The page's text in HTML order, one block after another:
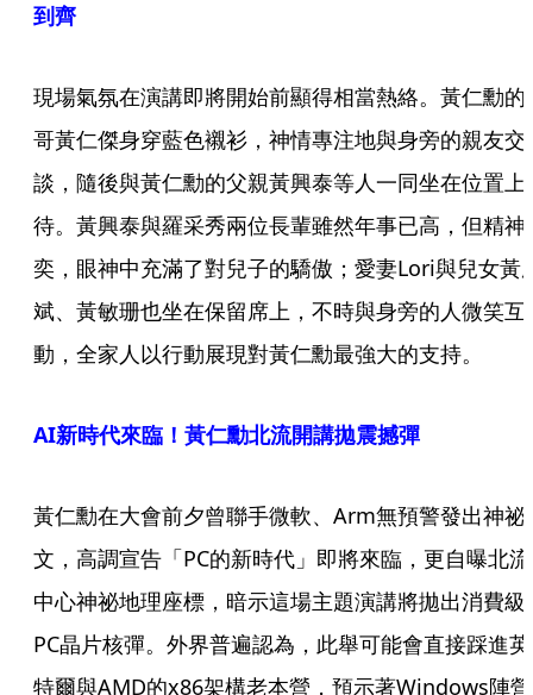
到齊
現場氣氛在演講即將開始前顯得相當熱絡。黃仁勳的
哥黃仁傑身穿藍色襯衫，神情專注地與身旁的親友交
談，隨後與黃仁勳的父親黃興泰等人一同坐在位置上
待。黃興泰與羅采秀兩位長輩雖然年事已高，但精神
奕，眼神中充滿了對兒子的驕傲；愛妻Lori與兒女黃
斌、黃敏珊也坐在保留席上，不時與身旁的人微笑互
動，全家人以行動展現對黃仁勳最強大的支持。
AI新時代來臨！黃仁勳北流開講拋震撼彈
黃仁勳在大會前夕曾聯手微軟、Arm無預警發出神祕
文，高調宣告「PC的新時代」即將來臨，更自曝北流
中心神祕地理座標，暗示這場主題演講將拋出消費級
PC晶片核彈。外界普遍認為，此舉可能會直接踩進英
特爾與AMD的x86架構老本營，預示著Windows陣營